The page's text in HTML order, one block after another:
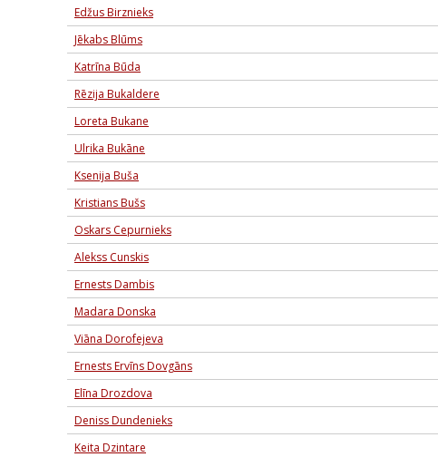
Edžus Birznieks
Jēkabs Blūms
Katrīna Būda
Rēzija Bukaldere
Loreta Bukane
Ulrika Bukāne
Ksenija Buša
Kristians Bušs
Oskars Cepurnieks
Alekss Cunskis
Ernests Dambis
Madara Donska
Viāna Dorofejeva
Ernests Ervīns Dovgāns
Elīna Drozdova
Deniss Dundenieks
Keita Dzintare